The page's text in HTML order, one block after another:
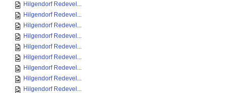
Hilgendorf Redevel...
Hilgendorf Redevel...
Hilgendorf Redevel...
Hilgendorf Redevel...
Hilgendorf Redevel...
Hilgendorf Redevel...
Hilgendorf Redevel...
Hilgendorf Redevel...
Hilgendorf Redevel...